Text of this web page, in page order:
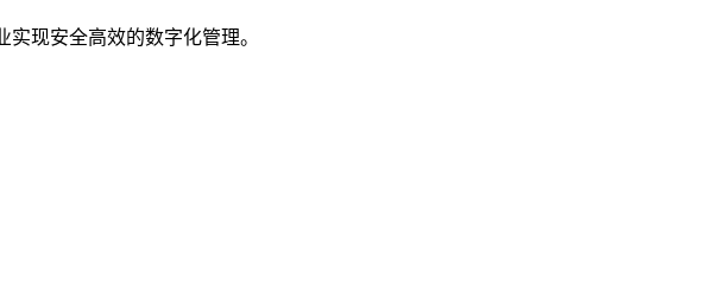
现安全高效的数字化管理。